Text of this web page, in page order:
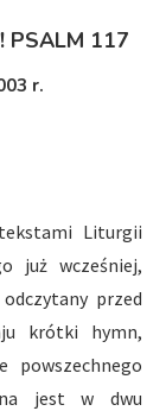
PSALM 117
r.
Liturgii
już wcześniej,
przed
krótki hymn,
jest w dwu